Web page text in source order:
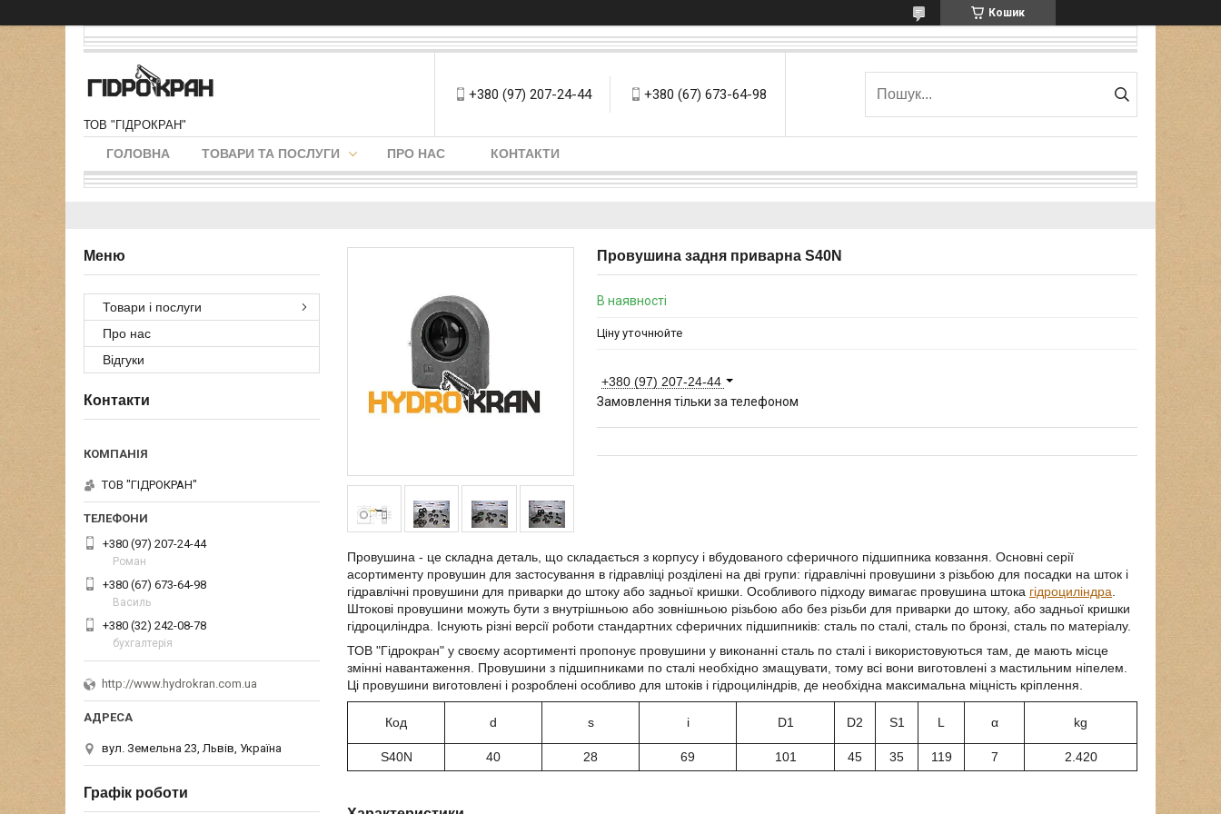
Кошик
ТОВ "ГІДРОКРАН"
+380 (97) 207-24-44 +380 (67) 673-64-98
ГОЛОВНА ТОВАРИ ТА ПОСЛУГИ ПРО НАС КОНТАКТИ
Провушина задня приварна S40N
В наявності
Ціну уточнюйте
+380 (97) 207-24-44
Замовлення тільки за телефоном
Провушина - це складна деталь, що складається з корпусу і вбудованого сферичного підшипника ковзання. Основні серії
асортименту провушин для застосування в гідравліці розділені на дві групи: гідравлічні провушини з різьбою для посадки на шток і
гідравлічні провушини для приварки до штоку або задньої кришки. Особливого підходу вимагає провушина штока гідроциліндра
Штокові провушини можуть бути з внутрішньою або зовнішньою різьбою або без різьби для приварки до штоку, або задньої кришки
гідроциліндра. Існують різні версії роботи стандартних сферичних підшипників: сталь по сталі, сталь по бронзі, сталь по матеріалу.
ТОВ "Гідрокран" у своєму асортименті пропонує провушини у виконанні сталь по сталі і використовуються там, де мають місце
змінні навантаження. Провушини з підшипниками по сталі необхідно змащувати, тому всі вони виготовлені з мастильним ніпелем.
Ці провушини виготовлені і розроблені особливо для штоків і гідроциліндрів, де необхідна максимальна міцність кріплення.
Код d s i D1 D2 S1 L α kg
S40N 40 28 69 101 45 35 119 7 2.420
Товари і послуги
Про нас
Відгуки
Контакти
ТОВ "ГІДРОКРАН"
+380 (97) 207-24-44
Роман
+380 (67) 673-64-98
Василь
+380 (32) 242-08-78
бухгалтерія
http://www.hydrokran.com.ua
вул. Земельна 23, Львів, Україна
Графік роботи